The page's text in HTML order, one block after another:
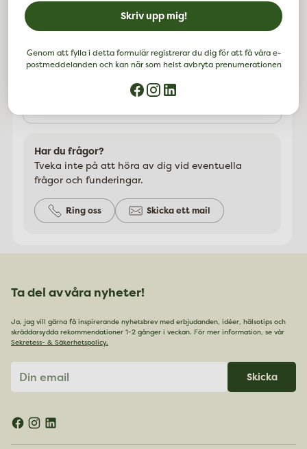
Skriv upp mig!
Genom att fylla i detta formulär registrerar du dig för att få våra e-
postmeddelanden och kan när som helst avbryta prenumerationen
Ingredienser: 67% vatten med växtessens
(Terminalia ferdinandiana, Callistemon sp.,
Fuchsia sp., Crowea exalata, Styphelia sp.,
squarrosum, Actinotus helianthi, Casuarina sp.),
Har du frågor?
Tveka inte på att höra av dig vid eventuella
frågor och funderingar.
Ring oss Skicka ett mail
Ta del av våra nyheter!
Ja, jag vill gärna få inspirerande nyhetsbrev med erbjudanden, idéer, hälsotips och
skräddarsydda rekommendationer 1-2 gånger i veckan. För mer information, se vår
Sekretess- & Säkerhetspolicy.
email
Skicka